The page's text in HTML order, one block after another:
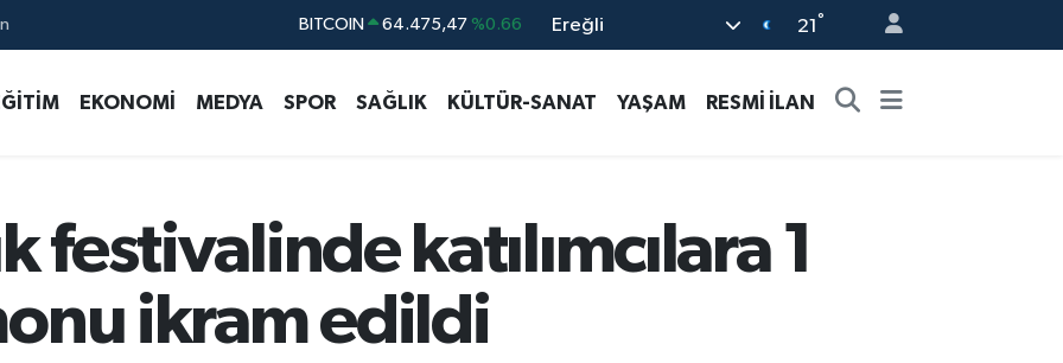
DOLAR 47,5971 %0.05
Ereğli 21 °
EKONOMİ MEDYA SPOR SAĞLIK KÜLTÜR-SANAT YAŞAM RESMİ İLAN
festivalinde katılımcılara 1
ikram edildi